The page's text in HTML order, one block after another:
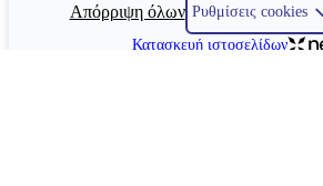
Απόρριψη όλων Ρυθμίσεις cookies
Κατασκευή ιστοσελίδων